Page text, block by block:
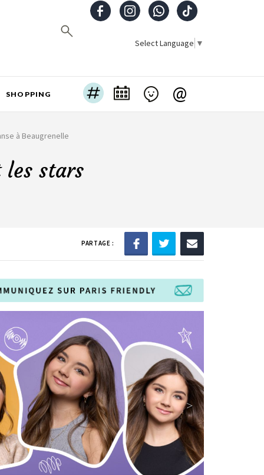
Select Language ▼
SHOPPING @
à Beaugrenelle
les stars
PARTAGE :